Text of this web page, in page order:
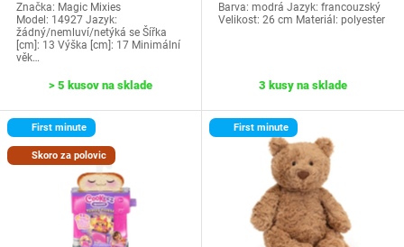
Značka: Magic Mixies
Model: 14927 Jazyk:
žádný/nemluví/netýká se Šířka
[cm]: 13 Výška [cm]: 17 Minimální
věk…
> 5 kusov na sklade
Barva: modrá Jazyk: francouzský
Velikost: 26 cm Materiál: polyester
3 kusy na sklade
First minute
Skoro za polovic
First minute